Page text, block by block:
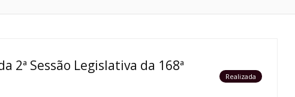
2ª Sessão Legislativa da 168ª
Realizada